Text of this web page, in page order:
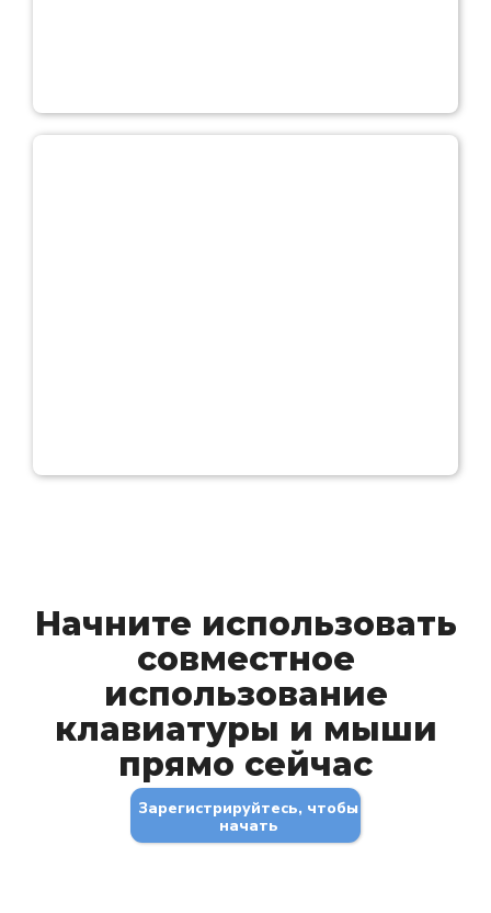
Начните использовать
совместное
использование
клавиатуры и мыши
прямо сейчас
Зарегистрируйтесь, чтобы
начать